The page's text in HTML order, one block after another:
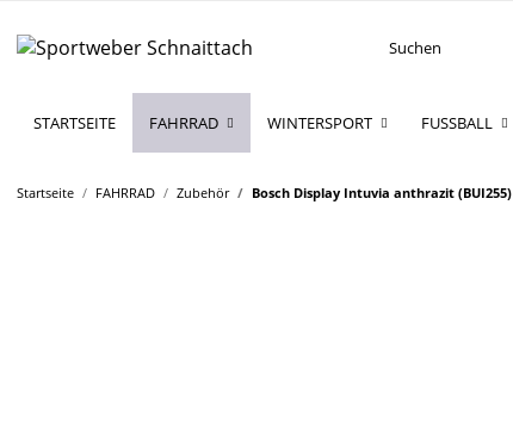
FAHRRAD WINTERSPORT FUSSBALL
STARTSEITE
Startseite FAHRRAD Zubehör Bosch Display Intuvia anthrazit (BUI255)